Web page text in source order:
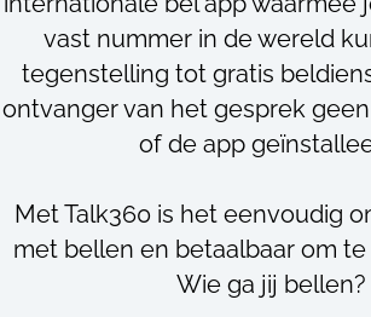
vast nummer in de wereld
tegenstelling tot gratis
ontvanger van het gesprek
of de app
Met Talk360 is het eenvoudig
met bellen en betaalbaar om
Wie ga jij bellen?